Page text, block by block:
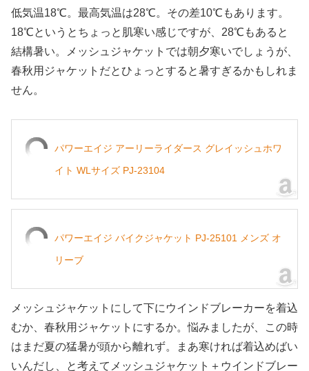
低気温18℃。最高気温は28℃。その差10℃もあります。
18℃というとちょっと肌寒い感じですが、28℃もあると
結構暑い。メッシュジャケットでは朝夕寒いでしょうが、
春秋用ジャケットだとひょっとすると暑すぎるかもしれま
せん。
パワーエイジ アーリーライダース グレイッシュホワ
イト WLサイズ PJ-23104
パワーエイジ バイクジャケット PJ-25101 メンズ オ
リーブ
メッシュジャケットにして下にウインドブレーカーを着込
むか、春秋用ジャケットにするか。悩みましたが、この時
はまだ夏の猛暑が頭から離れず。まあ寒ければ着込めばい
いんだし、と考えてメッシュジャケット＋ウインドブレー